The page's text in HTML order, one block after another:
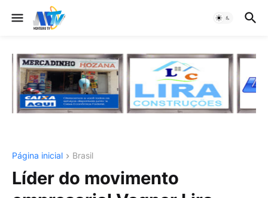
Página inicial Brasil
Líder do movimento